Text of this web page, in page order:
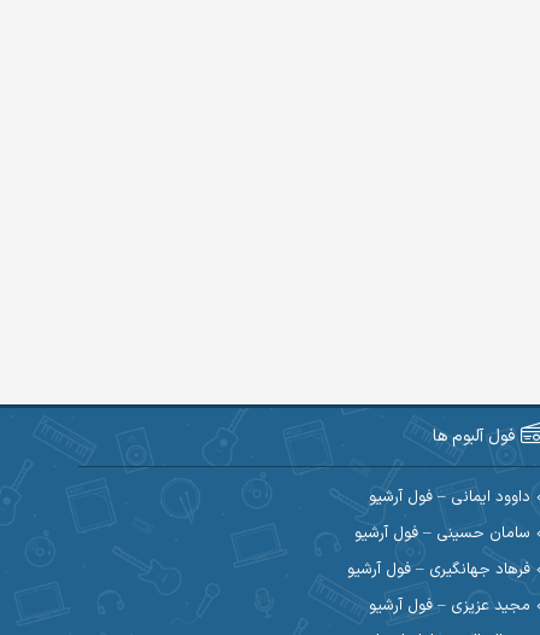
فول آلبوم ها
داوود ایمانی – فول آرشیو
سامان حسینی – فول آرشیو
فرهاد جهانگیری – فول آرشیو
مجید عزیزی – فول آرشیو